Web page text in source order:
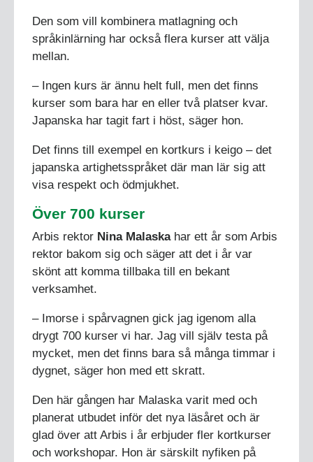
Den som vill kombinera matlagning och
språkinlärning har också flera kurser att välja
mellan.
– Ingen kurs är ännu helt full, men det finns
kurser som bara har en eller två platser kvar.
Japanska har tagit fart i höst, säger hon.
Det finns till exempel en kortkurs i keigo – det
japanska artighetsspråket där man lär sig att
visa respekt och ödmjukhet.
Över 700 kurser
Arbis rektor Nina Malaskahar ett år som Arbis
rektor bakom sig och säger att det i år var
skönt att komma tillbaka till en bekant
verksamhet.
– Imorse i spårvagnen gick jag igenom alla
drygt 700 kurser vi har. Jag vill själv testa på
mycket, men det finns bara så många timmar i
dygnet, säger hon med ett skratt.
Den här gången har Malaska varit med och
planerat utbudet inför det nya läsåret och är
glad över att Arbis i år erbjuder fler kortkurser
och workshopar. Hon är särskilt nyfiken på